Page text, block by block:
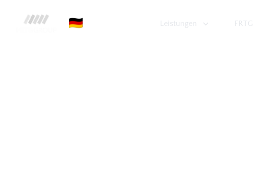
FRTG Group 🇩🇪 Leistungen